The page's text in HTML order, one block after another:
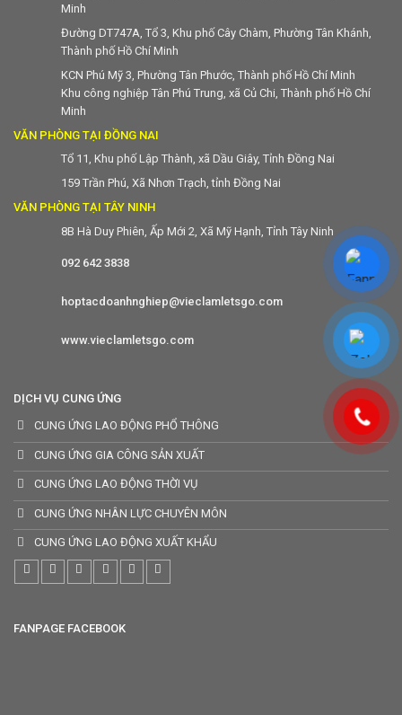
Minh
Đường DT747A, Tổ 3, Khu phố Cây Chàm, Phường Tân Khánh,
Thành phố Hồ Chí Minh
KCN Phú Mỹ 3, Phường Tân Phước, Thành phố Hồ Chí Minh
Khu công nghiệp Tân Phú Trung, xã Củ Chi, Thành phố Hồ Chí
Minh
VĂN PHÒNG TẠI ĐỒNG NAI
Tổ 11, Khu phố Lập Thành, xã Dầu Giây, Tỉnh Đồng Nai
159 Trần Phú, Xã Nhơn Trạch, tỉnh Đồng Nai
VĂN PHÒNG TẠI TÂY NINH
8B Hà Duy Phiên, Ấp Mới 2, Xã Mỹ Hạnh, Tỉnh Tây Ninh
092 642 3838
hoptacdoanhnghiep@vieclamletsgo.com
www.vieclamletsgo.com
DỊCH VỤ CUNG ỨNG
CUNG ỨNG LAO ĐỘNG PHỔ THÔNG
CUNG ỨNG GIA CÔNG SẢN XUẤT
CUNG ỨNG LAO ĐỘNG THỜI VỤ
CUNG ỨNG NHÂN LỰC CHUYÊN MÔN
CUNG ỨNG LAO ĐỘNG XUẤT KHẨU
FANPAGE FACEBOOK